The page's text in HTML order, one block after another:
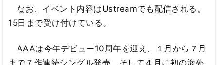
なお、イベント内容はUstreamでも配信される。
15日まで受け付けている。
AAAは今年デビュー10周年を迎え、１月から７月
まで７作連続シングル発売、そして４月に初の海外